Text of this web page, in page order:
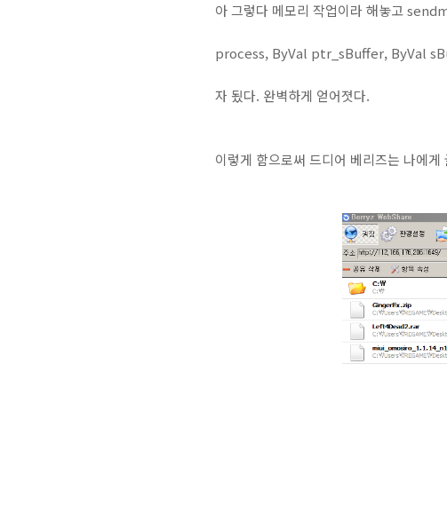
아 그렇다 메모리 작업이라 해놓고
process, ByVal ptr_sBuffer, ByVal
자 됬다. 완벽하게 얻어졋다.
이렇게 함으로써 드디어 베리즈는 나에